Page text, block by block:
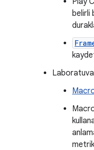
belirli